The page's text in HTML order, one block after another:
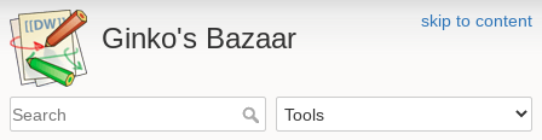
skip to content
Ginko's Bazaar